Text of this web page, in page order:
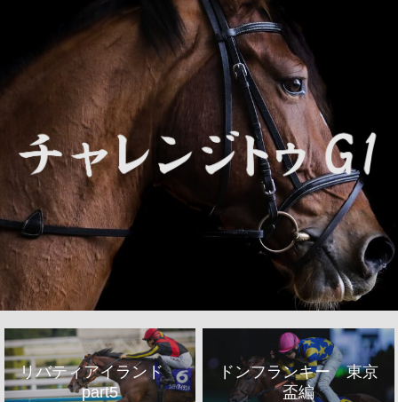
リバティアイランド
part5
ドンフランキー 東京
盃編